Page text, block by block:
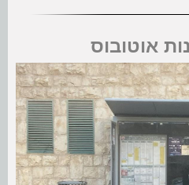
אוטובוס